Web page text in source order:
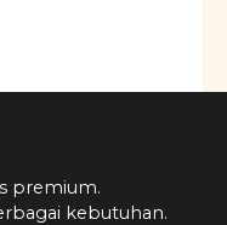
premium.
kebutuhan.